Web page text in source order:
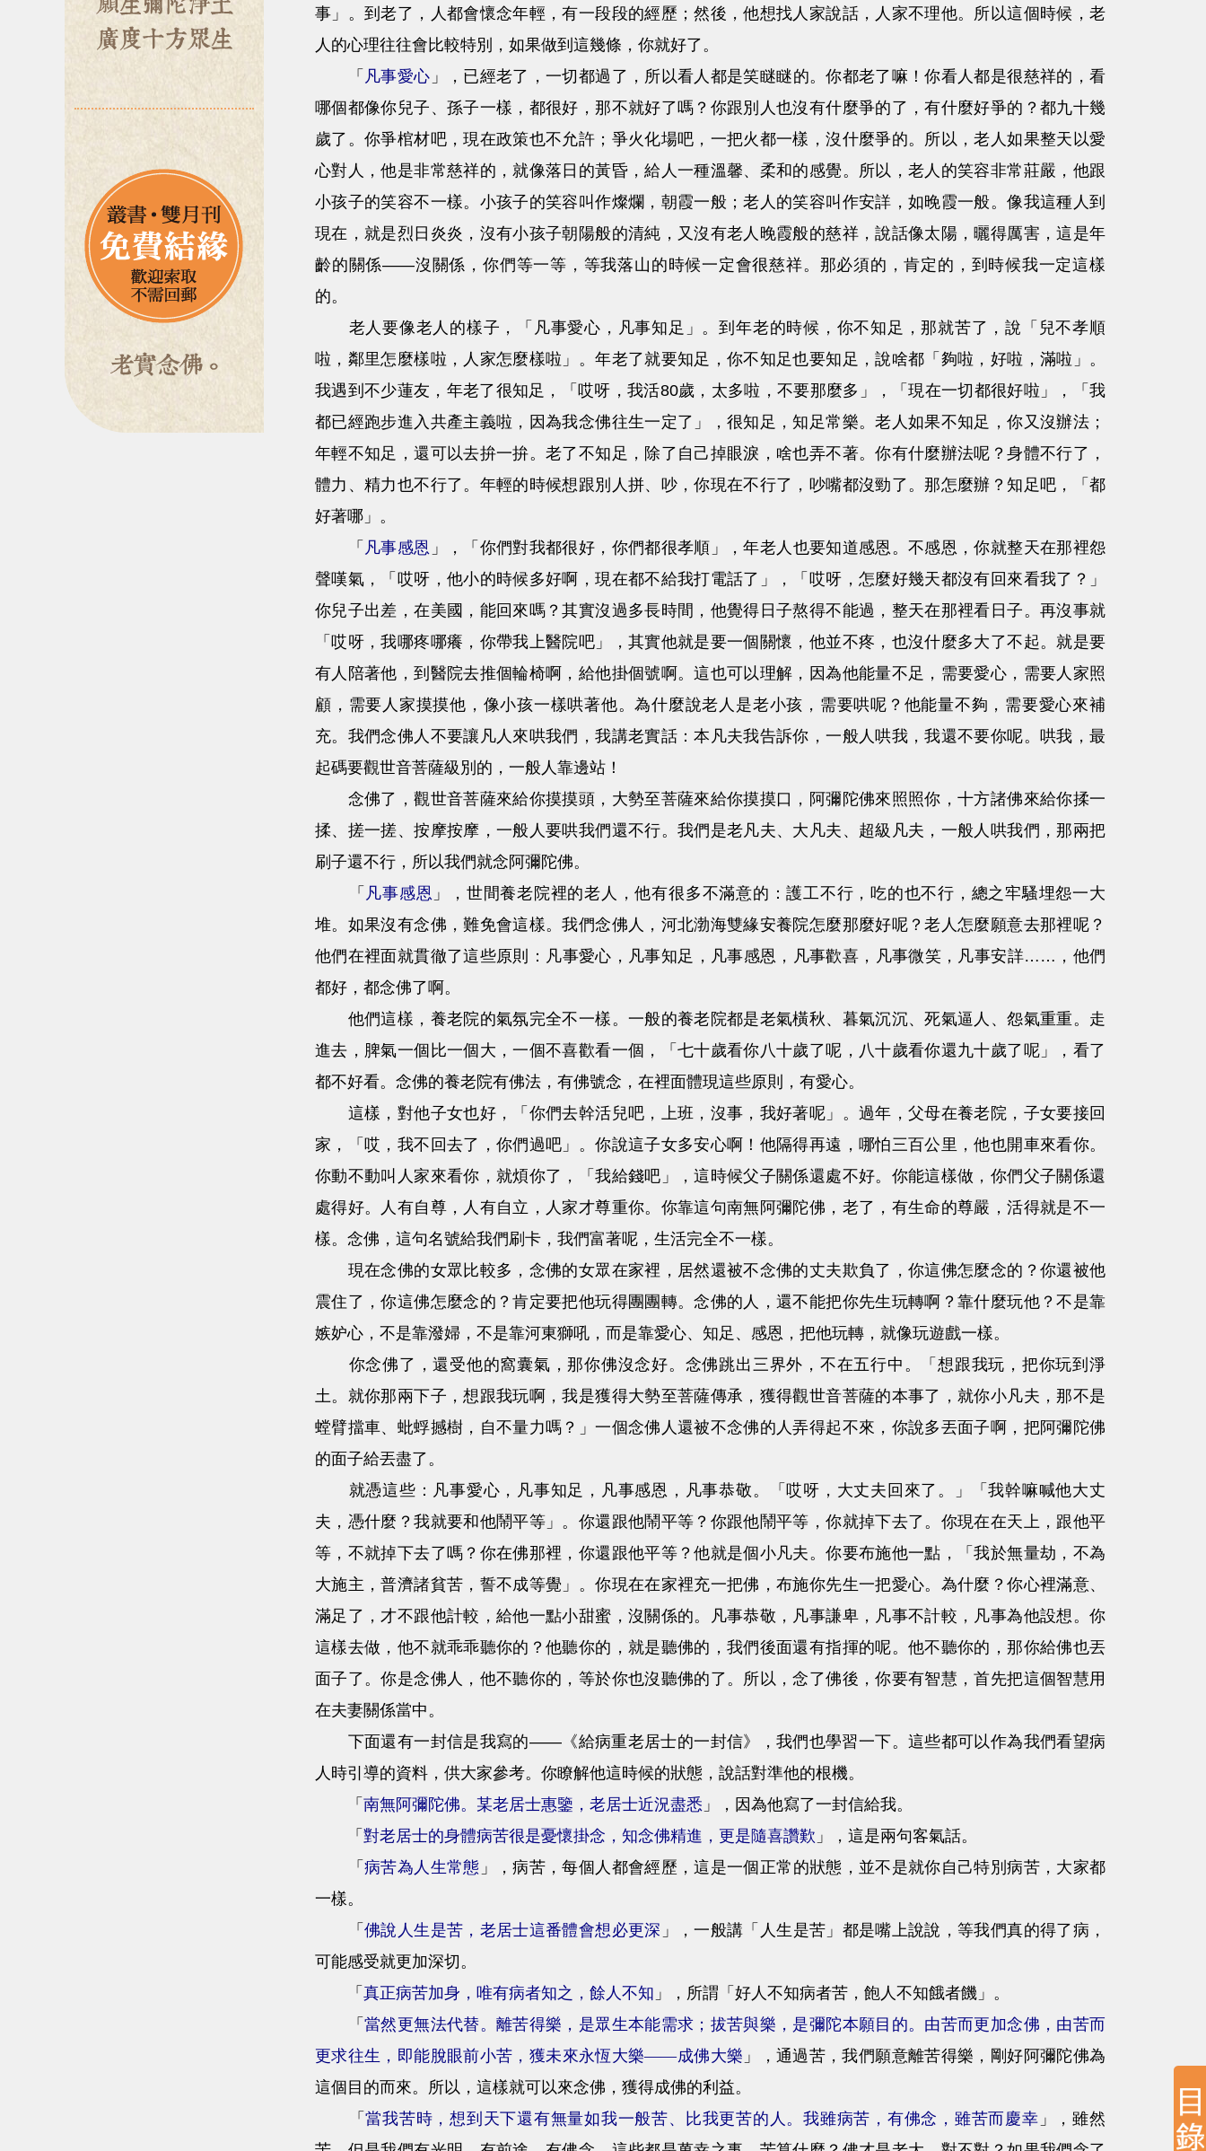
事」。到老了，人都會懷念年輕，有一段段的經歷；然後，他想找人家說話，人家不理他。所以這個時候，老
人的心理往往會比較特別，如果做到這幾條，你就好了。
「 凡事愛心 」，已經老了，一切都過了，所以看人都是笑瞇瞇的。你都老了嘛！你看人都是很慈祥的，看
哪個都像你兒子、孫子一樣，都很好，那不就好了嗎？你跟別人也沒有什麼爭的了，有什麼好爭的？都九十幾
歲了。你爭棺材吧，現在政策也不允許；爭火化場吧，一把火都一樣，沒什麼爭的。所以，老人如果整天以愛
心對人，他是非常慈祥的，就像落日的黃昏，給人一種溫馨、柔和的感覺。所以，老人的笑容非常莊嚴，他跟
小孩子的笑容不一樣。小孩子的笑容叫作燦爛，朝霞一般；老人的笑容叫作安詳，如晚霞一般。像我這種人到
現在，就是烈日炎炎，沒有小孩子朝陽般的清純，又沒有老人晚霞般的慈祥，說話像太陽，曬得厲害，這是年
齡的關係——沒關係，你們等一等，等我落山的時候一定會很慈祥。那必須的，肯定的，到時候我一定這樣
的。
老人要像老人的樣子，「凡事愛心，凡事知足」。到年老的時候，你不知足，那就苦了，說「兒不孝順
啦，鄰里怎麼樣啦，人家怎麼樣啦」。年老了就要知足，你不知足也要知足，說啥都「夠啦，好啦，滿啦」。
我遇到不少蓮友，年老了很知足，「哎呀，我活80歲，太多啦，不要那麼多」，「現在一切都很好啦」，「我
都已經跑步進入共產主義啦，因為我念佛往生一定了」，很知足，知足常樂。老人如果不知足，你又沒辦法；
年輕不知足，還可以去拚一拚。老了不知足，除了自己掉眼淚，啥也弄不著。你有什麼辦法呢？身體不行了，
體力、精力也不行了。年輕的時候想跟別人拼、吵，你現在不行了，吵嘴都沒勁了。那怎麼辦？知足吧，「都
好著哪」。
「 凡事感恩 」，「你們對我都很好，你們都很孝順」，年老人也要知道感恩。不感恩，你就整天在那裡怨
聲嘆氣，「哎呀，他小的時候多好啊，現在都不給我打電話了」，「哎呀，怎麼好幾天都沒有回來看我了？」
你兒子出差，在美國，能回來嗎？其實沒過多長時間，他覺得日子熬得不能過，整天在那裡看日子。再沒事就
「哎呀，我哪疼哪癢，你帶我上醫院吧」，其實他就是要一個關懷，他並不疼，也沒什麼多大了不起。就是要
有人陪著他，到醫院去推個輪椅啊，給他掛個號啊。這也可以理解，因為他能量不足，需要愛心，需要人家照
顧，需要人家摸摸他，像小孩一樣哄著他。為什麼說老人是老小孩，需要哄呢？他能量不夠，需要愛心來補
充。我們念佛人不要讓凡人來哄我們，我講老實話：本凡夫我告訴你，一般人哄我，我還不要你呢。哄我，最
起碼要觀世音菩薩級別的，一般人靠邊站！
念佛了，觀世音菩薩來給你摸摸頭，大勢至菩薩來給你摸摸口，阿彌陀佛來照照你，十方諸佛來給你揉一
揉、搓一搓、按摩按摩，一般人要哄我們還不行。我們是老凡夫、大凡夫、超級凡夫，一般人哄我們，那兩把
刷子還不行，所以我們就念阿彌陀佛。
「 凡事感恩 」，世間養老院裡的老人，他有很多不滿意的：護工不行，吃的也不行，總之牢騷埋怨一大
堆。如果沒有念佛，難免會這樣。我們念佛人，河北渤海雙緣安養院怎麼那麼好呢？老人怎麼願意去那裡呢？
他們在裡面就貫徹了這些原則：凡事愛心，凡事知足，凡事感恩，凡事歡喜，凡事微笑，凡事安詳……，他們
都好，都念佛了啊。
他們這樣，養老院的氣氛完全不一樣。一般的養老院都是老氣橫秋、暮氣沉沉、死氣逼人、怨氣重重。走
進去，脾氣一個比一個大，一個不喜歡看一個，「七十歲看你八十歲了呢，八十歲看你還九十歲了呢」，看了
都不好看。念佛的養老院有佛法，有佛號念，在裡面體現這些原則，有愛心。
這樣，對他子女也好，「你們去幹活兒吧，上班，沒事，我好著呢」。過年，父母在養老院，子女要接回
家，「哎，我不回去了，你們過吧」。你說這子女多安心啊！他隔得再遠，哪怕三百公里，他也開車來看你。
你動不動叫人家來看你，就煩你了，「我給錢吧」，這時候父子關係還處不好。你能這樣做，你們父子關係還
處得好。人有自尊，人有自立，人家才尊重你。你靠這句南無阿彌陀佛，老了，有生命的尊嚴，活得就是不一
樣。念佛，這句名號給我們刷卡，我們富著呢，生活完全不一樣。
現在念佛的女眾比較多，念佛的女眾在家裡，居然還被不念佛的丈夫欺負了，你這佛怎麼念的？你還被他
震住了，你這佛怎麼念的？肯定要把他玩得團團轉。念佛的人，還不能把你先生玩轉啊？靠什麼玩他？不是靠
嫉妒心，不是靠潑婦，不是靠河東獅吼，而是靠愛心、知足、感恩，把他玩轉，就像玩遊戲一樣。
你念佛了，還受他的窩囊氣，那你佛沒念好。念佛跳出三界外，不在五行中。「想跟我玩，把你玩到淨
土。就你那兩下子，想跟我玩啊，我是獲得大勢至菩薩傳承，獲得觀世音菩薩的本事了，就你小凡夫，那不是
螳臂擋車、蚍蜉撼樹，自不量力嗎？」一個念佛人還被不念佛的人弄得起不來，你說多丟面子啊，把阿彌陀佛
的面子給丟盡了。
就憑這些：凡事愛心，凡事知足，凡事感恩，凡事恭敬。「哎呀，大丈夫回來了。」「我幹嘛喊他大丈
夫，憑什麼？我就要和他鬧平等」。你還跟他鬧平等？你跟他鬧平等，你就掉下去了。你現在在天上，跟他平
等，不就掉下去了嗎？你在佛那裡，你還跟他平等？他就是個小凡夫。你要布施他一點，「我於無量劫，不為
大施主，普濟諸貧苦，誓不成等覺」。你現在在家裡充一把佛，布施你先生一把愛心。為什麼？你心裡滿意、
滿足了，才不跟他計較，給他一點小甜蜜，沒關係的。凡事恭敬，凡事謙卑，凡事不計較，凡事為他設想。你
這樣去做，他不就乖乖聽你的？他聽你的，就是聽佛的，我們後面還有指揮的呢。他不聽你的，那你給佛也丟
面子了。你是念佛人，他不聽你的，等於你也沒聽佛的了。所以，念了佛後，你要有智慧，首先把這個智慧用
在夫妻關係當中。
下面還有一封信是我寫的——《給病重老居士的一封信》，我們也學習一下。這些都可以作為我們看望病
人時引導的資料，供大家參考。你瞭解他這時候的狀態，說話對準他的根機。
「 南無阿彌陀佛。某老居士惠鑒，老居士近況盡悉 」，因為他寫了一封信給我。
「 對老居士的身體病苦很是憂懷掛念，知念佛精進，更是隨喜讚歎 」，這是兩句客氣話。
「病苦為人生常態 」，病苦，每個人都會經歷，這是一個正常的狀態，並不是就你自己特別病苦，大家都
一樣。
「佛說人生是苦，老居士這番體會想必更深 」，一般講「人生是苦」都是嘴上說說，等我們真的得了病，
可能感受就更加深切。
「 真正病苦加身，唯有病者知之，餘人不知 」，所謂「好人不知病者苦，飽人不知餓者饑」。
「當然更無法代替。離苦得樂，是眾生本能需求；拔苦與樂，是彌陀本願目的。由苦而更加念佛，由苦而
更求往生，即能脫眼前小苦，獲未來永恆大樂——成佛大樂 」，通過苦，我們願意離苦得樂，剛好阿彌陀佛為
這個目的而來。所以，這樣就可以來念佛，獲得成佛的利益。
「當我苦時，想到天下還有無量如我一般苦、比我更苦的人。我雖病苦，有佛念，雖苦而慶幸 」，雖然